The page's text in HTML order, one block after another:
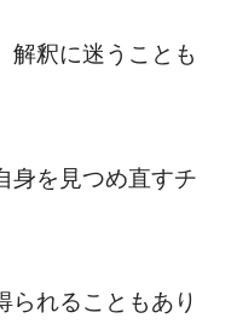
解釈に迷うことも
身を見つめ直すチ
られることもあり